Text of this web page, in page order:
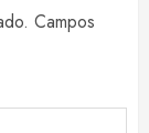
Campos